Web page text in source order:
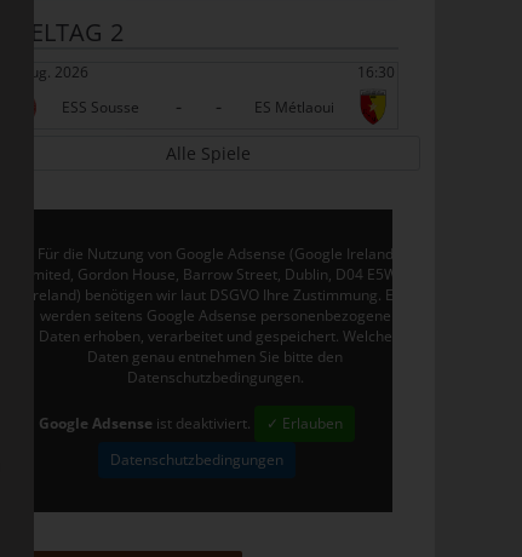
SPIELTAG 2
29 Aug. 2026
16:30
ESS Sousse
- - ES Métlaoui
Alle Spiele
Für die Nutzung von Google Adsense (Google Ireland
Limited, Gordon House, Barrow Street, Dublin, D04 E5W5,
Ireland) benötigen wir laut DSGVO Ihre Zustimmung. Es
werden seitens Google Adsense personenbezogene
Daten erhoben, verarbeitet und gespeichert. Welche
Daten genau entnehmen Sie bitte den
Datenschutzbedingungen.
Google Adsense ist deaktiviert.
✓ Erlauben
Datenschutzbedingungen